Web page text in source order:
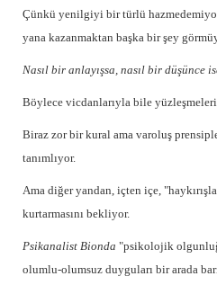
Çünkü yenilgiyi bir türlü
yana kazanmaktan başka bir şey
Nasıl bir anlayışsa, nasıl bir düşünce
Böylece vicdanlarıyla bile
Biraz zor bir kural ama varoluş
tanımlıyor.
Ama diğer yandan, içten içe,
kurtarmasını bekliyor.
Psikanalist Bionda "psikolojik
olumlu-olumsuz duyguları bir arada